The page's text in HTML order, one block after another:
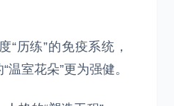
“历练”的免疫系统，
温室花朵”更为强健。